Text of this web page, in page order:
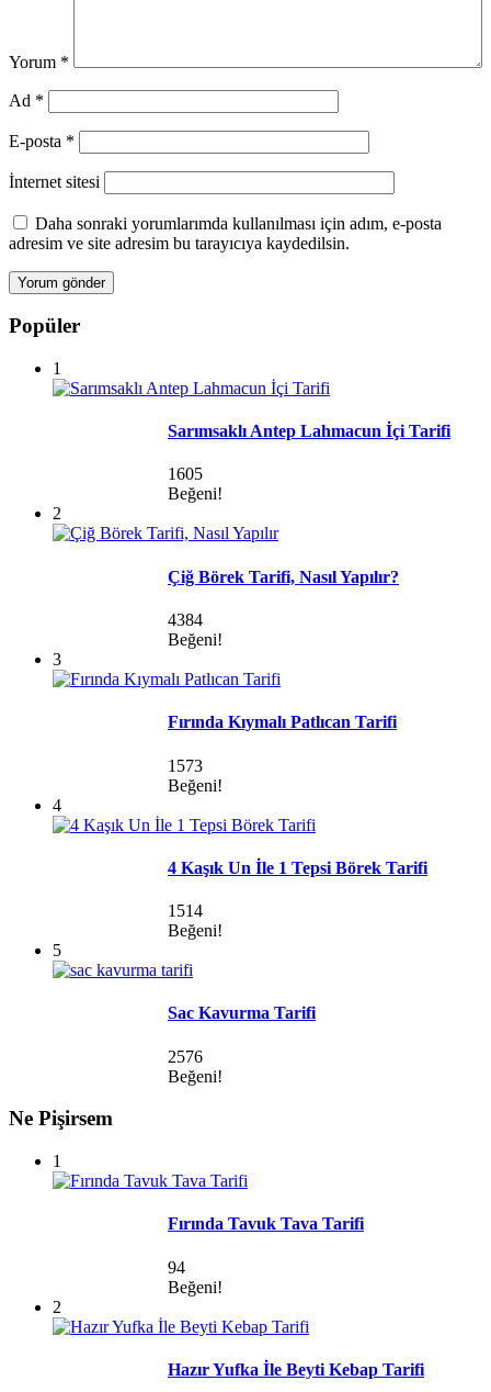
Yorum *
Ad *
E-posta *
İnternet sitesi
Daha sonraki yorumlarımda kullanılması için adım, e-posta
adresim ve site adresim bu tarayıcıya kaydedilsin.
Popüler
1
Sarımsaklı Antep Lahmacun İçi Tarifi
1605
Beğeni!
2
Çiğ Börek Tarifi, Nasıl Yapılır?
4384
Beğeni!
3
Fırında Kıymalı Patlıcan Tarifi
1573
Beğeni!
4
4 Kaşık Un İle 1 Tepsi Börek Tarifi
1514
Beğeni!
5
Sac Kavurma Tarifi
2576
Beğeni!
Ne Pişirsem
1
Fırında Tavuk Tava Tarifi
94
Beğeni!
2
Hazır Yufka İle Beyti Kebap Tarifi